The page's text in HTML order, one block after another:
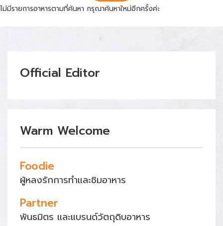
ไม่มีรายการอาหารตามที่ค้นหา กรุณาค้นหาใหม่อีกครั้งค่ะ
Official Editor
Warm Welcome
Foodie
ผู้หลงรักการทำและชิมอาหาร
Partner
พันธมิตร และแบรนด์วัตถุดิบอาหาร